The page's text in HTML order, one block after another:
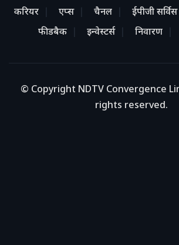
करियर
एप्स चैनल ईपीजी सर्विस
फीडबैक
इन्वेस्टर्स निवारण
© Copyright NDTV Convergence
rights reserved.